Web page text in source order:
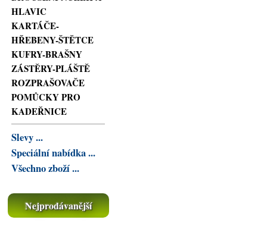
HLAVIC
KARTÁČE-
HŘEBENY-ŠTĚTCE
KUFRY-BRAŠNY
ZÁSTĚRY-PLÁŠTĚ
ROZPRAŠOVAČE
POMŮCKY PRO
KADEŘNICE
Slevy ...
Speciální nabídka ...
Všechno zboží ...
Nejprodávanější